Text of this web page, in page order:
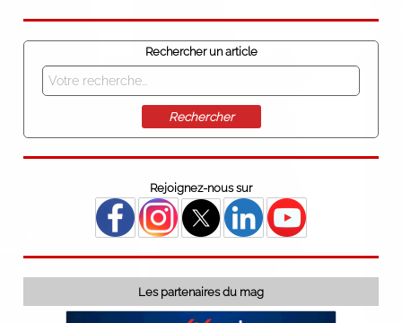
Rechercher un article
Rechercher
Rejoignez-nous sur
Les partenaires du mag